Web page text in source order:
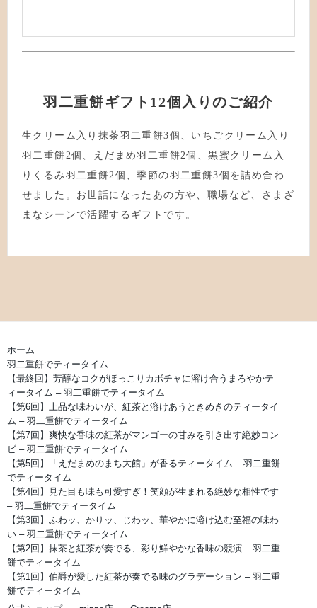
羽二重餅ギフト12個入りのご紹介
生クリーム入り抹茶羽二重餅3個、いちごクリーム入り
羽二重餅2個、えだまめ羽二重餅2個、黒蜜クリーム入
りくるみ羽二重餅2個、季節の羽二重餅3個を詰め合わ
せました。お世話になったあの方や、職場など、さまざ
まなシーンで活躍するギフトです。
ホーム
羽二重餅でティータイム
【最終回】芳醇なコクがほっこりカボチャに溶け合うまろやかテ
ィータイム – 羽二重餅でティータイム
【第6回】上品な味わいが、紅茶と溶けあうときめきのティータイ
ム – 羽二重餅でティータイム
【第7回】爽快な香味の紅茶がマンゴーの甘みを引き出す絶妙コン
ビ – 羽二重餅でティータイム
【第5回】「えだまめのまち大館」が香るティータイム – 羽二重餅
でティータイム
【第4回】見た目も味も可愛すぎ！笑顔が生まれる絶妙な相性です
– 羽二重餅でティータイム
【第3回】ふわッ、かりッ、じわッ、華やかに溶け込む至福の味わ
い – 羽二重餅でティータイム
【第2回】抹茶と紅茶が奏でる、彩り鮮やかな香味の競演 – 羽二重
餅でティータイム
【第1回】伯爵が愛した紅茶が奏でる味のグラデーション – 羽二重
餅でティータイム